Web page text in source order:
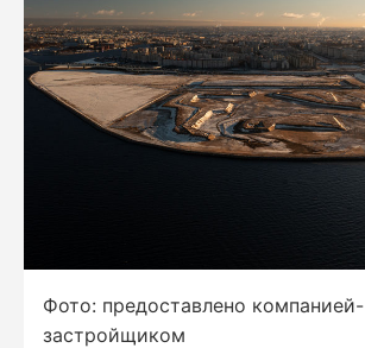
Фото: предоставлено компанией-
застройщиком